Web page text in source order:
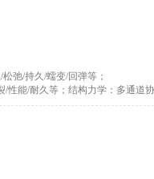
弛/持久/蠕变/回弹等；
/性能/耐久等；结构力学：多通道
环境1200℃℃；真空/气氛环境